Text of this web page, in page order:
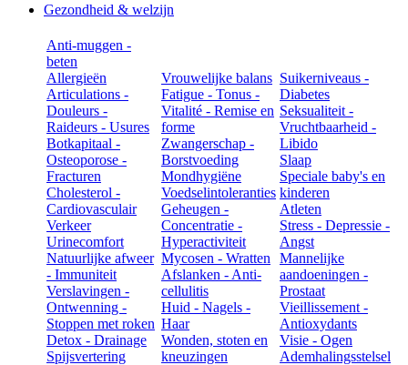
Gezondheid & welzijn
Anti-muggen -
beten
Allergieën
Articulations -
Douleurs -
Raideurs - Usures
Botkapitaal -
Osteoporose -
Fracturen
Cholesterol -
Cardiovasculair
Verkeer
Urinecomfort
Natuurlijke afweer
- Immuniteit
Verslavingen -
Ontwenning -
Stoppen met roken
Detox - Drainage
Spijsvertering
Vrouwelijke balans
Fatigue - Tonus -
Vitalité - Remise en
forme
Zwangerschap -
Borstvoeding
Mondhygiëne
Voedselintoleranties
Geheugen -
Concentratie -
Hyperactiviteit
Mycosen - Wratten
Afslanken - Anti-
cellulitis
Huid - Nagels -
Haar
Wonden, stoten en
kneuzingen
Suikerniveaus -
Diabetes
Seksualiteit -
Vruchtbaarheid -
Libido
Slaap
Speciale baby's en
kinderen
Atleten
Stress - Depressie -
Angst
Mannelijke
aandoeningen -
Prostaat
Vieillissement -
Antioxydants
Visie - Ogen
Ademhalingsstelsel